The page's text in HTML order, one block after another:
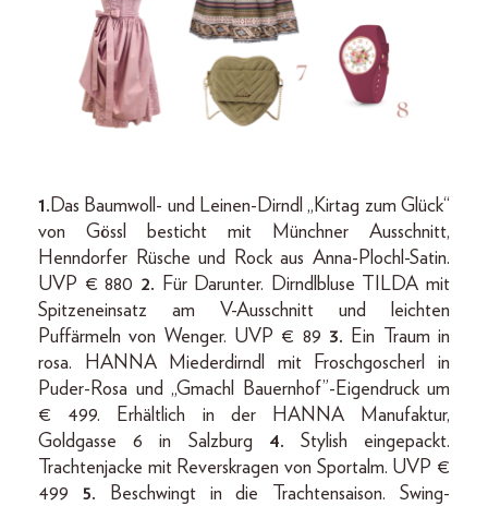
1.Das Baumwoll- und Leinen-Dirndl „Kirtag zum Glück“
von Gössl besticht mit Münchner Ausschnitt,
Henndorfer Rüsche und Rock aus Anna-Plochl-Satin.
UVP € 880 2. Für Darunter. Dirndlbluse TILDA mit
Spitzeneinsatz am V-Ausschnitt und leichten
Puffärmeln von Wenger. UVP € 89 3.
Ein Traum in
rosa. HANNA Miederdirndl mit Froschgoscherl in
Puder-Rosa und „Gmachl Bauernhof”-Eigendruck um
€ 499. Erhältlich in der HANNA Manufaktur,
Goldgasse 6 in Salzburg 4. Stylish eingepackt.
Trachtenjacke mit Reverskragen von Sportalm. UVP €
499 5. Beschwingt in die Trachtensaison. Swing-